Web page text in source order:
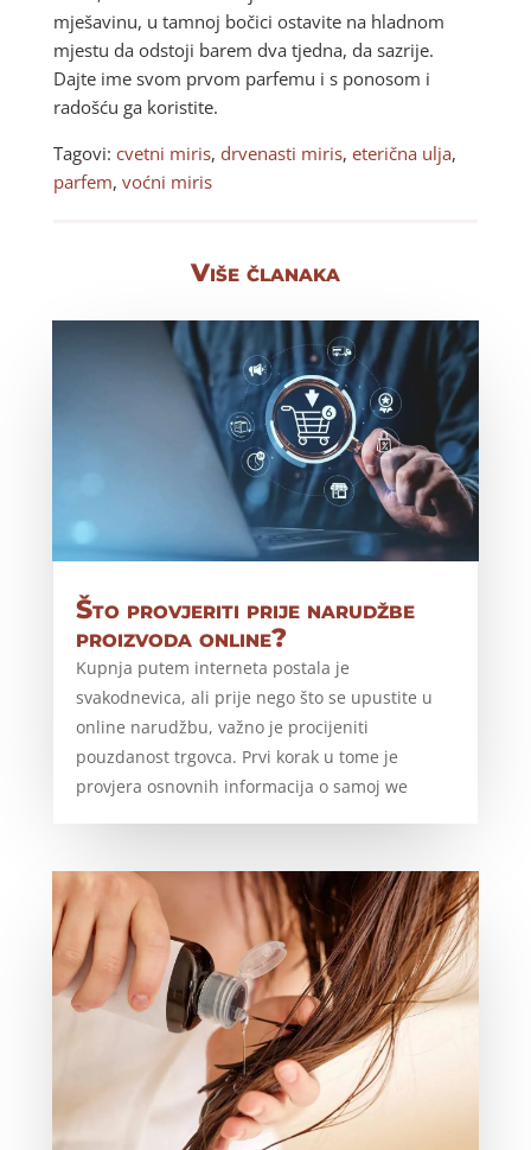
mješavinu, u tamnoj bočici ostavite na hladnom
mjestu da odstoji barem dva tjedna, da sazrije.
Dajte ime svom prvom parfemu i s ponosom i
radošću ga koristite.
Tagovi: cvetni miris, drvenasti miris, eterična ulja,
parfem, voćni miris
Više članaka
Što provjeriti prije narudžbe
proizvoda online?
Kupnja putem interneta postala je
svakodnevica, ali prije nego što se upustite u
online narudžbu, važno je procijeniti
pouzdanost trgovca. Prvi korak u tome je
provjera osnovnih informacija o samoj we